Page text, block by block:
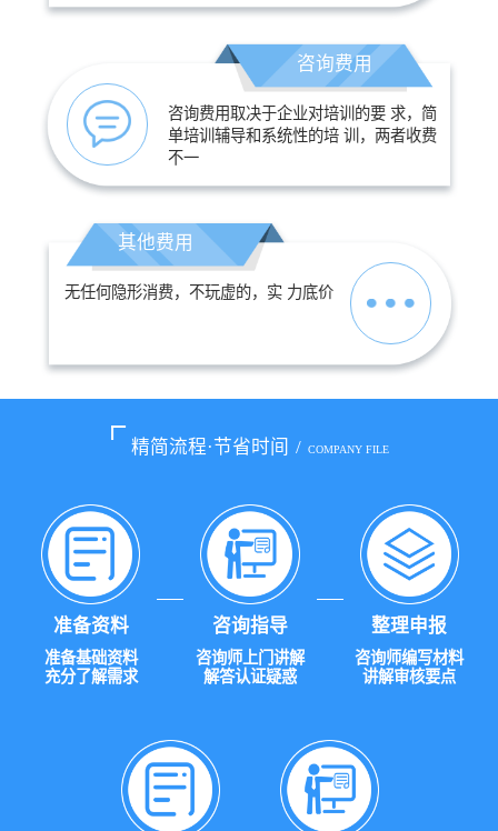
咨询费用
咨询费用取决于企业对培训的要 求，简
单培训辅导和系统性的培 训，两者收费
不一
其他费用
无任何隐形消费，不玩虚的，实 力底价
精简流程·节省时间 / COMPANY FILE
准备资料
准备基础资料
充分了解需求
咨询指导
咨询师上门讲解
解答认证疑惑
整理申报
咨询师编写材料
讲解审核要点